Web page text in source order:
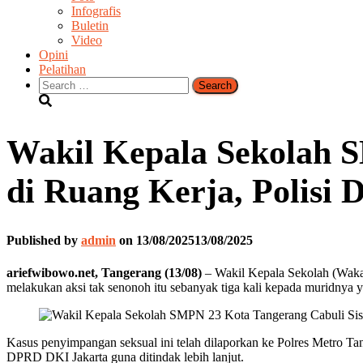
Infografis
Buletin
Video
Opini
Pelatihan
Search
for:
Wakil Kepala Sekolah
di Ruang Kerja, Polisi
Published by admin on 13/08/202513/08/2025
ariefwibowo.net, Tangerang (13/08) – Wakil Kepala Sekolah
melakukan aksi tak senonoh itu sebanyak tiga kali kepada
Kasus penyimpangan seksual ini telah dilaporkan ke Polres Metro
DPRD DKI Jakarta guna ditindak lebih lanjut.